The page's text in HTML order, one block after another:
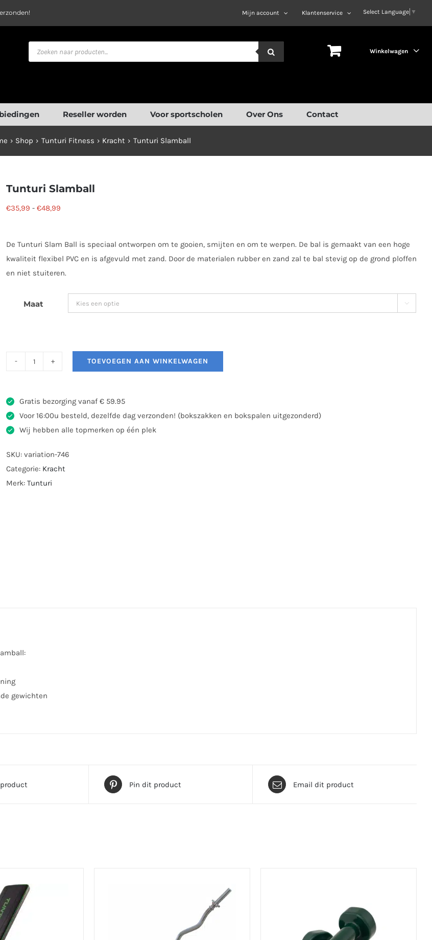
Select Language ▼
Mijn account Klantenservice
Winkelwagen
Producten
zoeken
Reseller worden Voor sportscholen Over Ons Contact
Shop Tunturi Fitness Kracht Tunturi Slamball
Tunturi Slamball
€35,99 - €48,99
€48,99
De Tunturi Slam Ball is speciaal ontworpen om te gooien, smijten en om te werpen. De bal is gemaakt van een hoge
kwaliteit flexibel PVC en is afgevuld met zand. Door de materialen rubber en zand zal te bal stevig op de grond ploffen
en niet stuiteren.
Maat 
aantal
TOEVOEGEN AAN WINKELWAGEN
Gratis bezorging vanaf € 59.95
Voor 16:00u besteld, dezelfde dag verzonden! (bokszakken en bokspalen uitgezonderd)
Wij hebben alle topmerken op één plek
SKU: variation-746
Categorie: Kracht
Merk: Tunturi
gewichten
Pin dit product Email dit product